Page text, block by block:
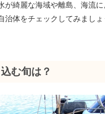
が綺麗な海域や離島、海流
治体をチェックしてみましょ
む旬は？